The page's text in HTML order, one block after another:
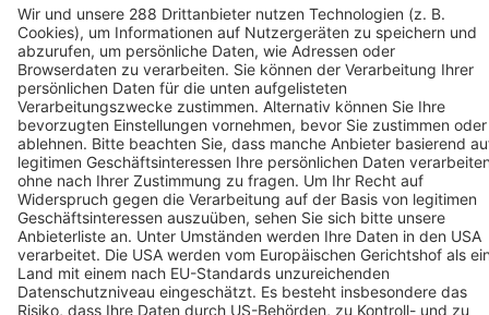
Freiburg im Breisgau
Klavierabend Khatia Buniatishvili
09. April 2027
Termin eintragen